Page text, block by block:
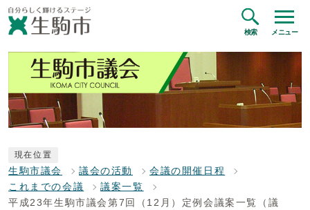
検索 メニュー
現在位置
生駒市議会 議会の活動
会議の開催日程
これまでの会議
議案一覧
平成23年生駒市議会第7回（12月）定例会議案一覧（議